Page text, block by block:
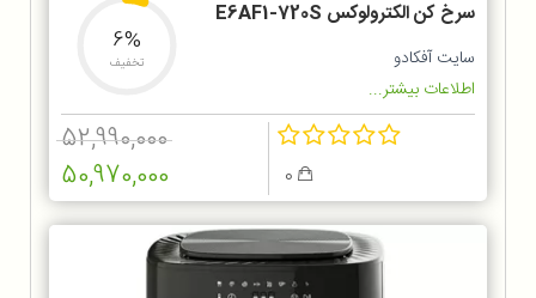
سرخ کن الکترولوکس E6AF1-720S
سایت آفکادو
اطلاعات بیشتر...
6%
تخفیف
52,990,000
50,970,000